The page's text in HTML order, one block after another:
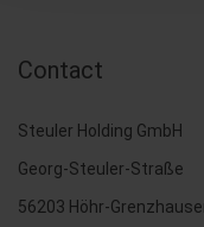
Contact
Steuler Holding GmbH
Georg-Steuler-Straße
56203 Höhr-